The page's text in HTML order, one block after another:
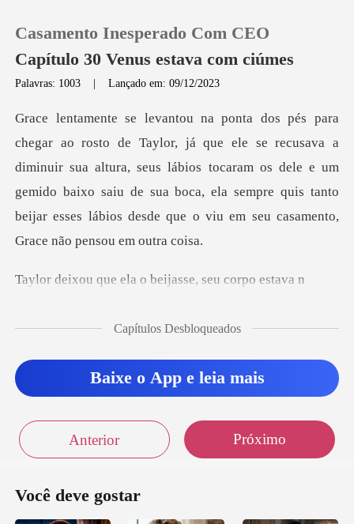
0
Loja
Casamento Inesperado Com CEO
Capítulo 30 Venus estava com ciúmes
Palavras: 1003 |Lançado em: 09/12/2023
va a
diminuir sua altura, seus lábios tocaram os dele e um
gemido baixo saiu de sua boca, ela semp
ela o beijasse,
Capítulos Desbloqueados
Baixe o App e leia mais
Anterior Próximo
Você deve gostar